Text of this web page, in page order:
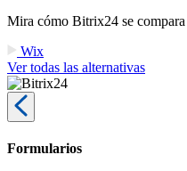
Mira cómo Bitrix24 se
Wix
Ver todas las alternativas
Formularios